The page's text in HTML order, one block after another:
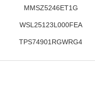
MMSZ5246ET1G
WSL25123L000FEA
TPS74901RGWRG4